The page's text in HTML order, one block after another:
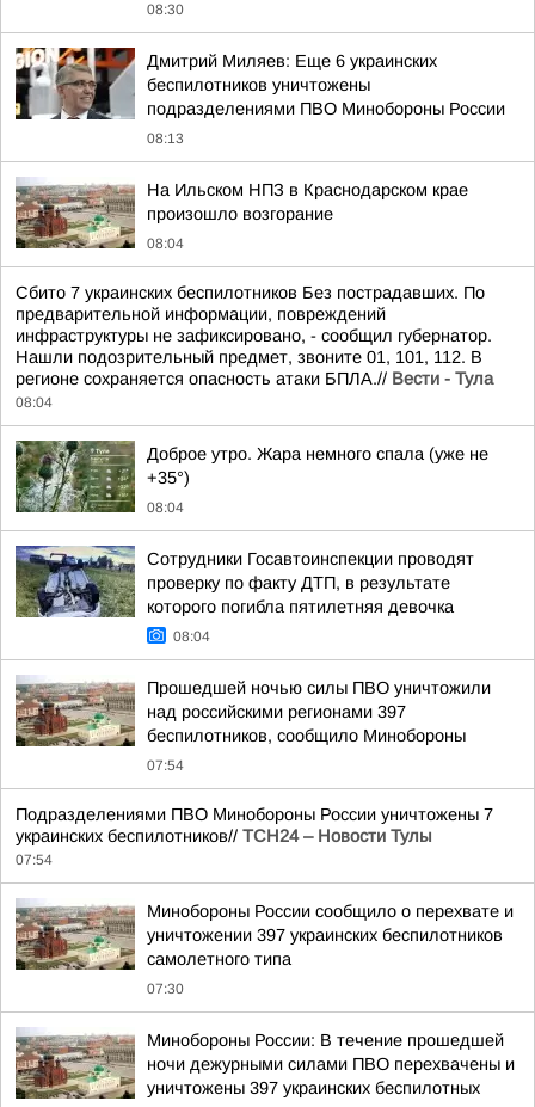
08:30
Дмитрий Миляев: Еще 6 украинских
беспилотников уничтожены
подразделениями ПВО Минобороны России
08:13
На Ильском НПЗ в Краснодарском крае
произошло возгорание
08:04
Сбито 7 украинских беспилотников Без пострадавших. По
предварительной информации, повреждений
инфраструктуры не зафиксировано, - сообщил губернатор.
Нашли подозрительный предмет, звоните 01, 101, 112. В
регионе сохраняется опасность атаки БПЛА.// Вести - Тула
08:04
Доброе утро. Жара немного спала (уже не
+35°)
08:04
Сотрудники Госавтоинспекции проводят
проверку по факту ДТП, в результате
которого погибла пятилетняя девочка
08:04
Прошедшей ночью силы ПВО уничтожили
над российскими регионами 397
беспилотников, сообщило Минобороны
07:54
Подразделениями ПВО Минобороны России уничтожены 7
украинских беспилотников// ТСН24 – Новости Тулы
07:54
Минобороны России сообщило о перехвате и
уничтожении 397 украинских беспилотников
самолетного типа
07:30
Минобороны России: В течение прошедшей
ночи дежурными силами ПВО перехвачены и
уничтожены 397 украинских беспилотных